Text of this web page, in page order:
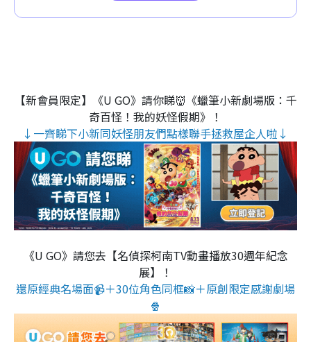
【新會員限定】《U GO》請你睇👹《蠟筆小新劇場版：千
奇百怪！我的妖怪假期》！
↓一齊睇下小新同妖怪朋友們點樣聯手拯救屋企人啦↓
《U GO》請您去【名偵探柯南TV動畫播放30週年紀念
展】！
還原經典名場面📹＋30位角色同框📸＋原創限定感謝劇場
🍿